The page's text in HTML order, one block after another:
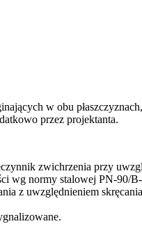
w obu
przez projektanta.
zwichrzenia przy
wg normy stalowej PN-90/
z uwzględnieniem